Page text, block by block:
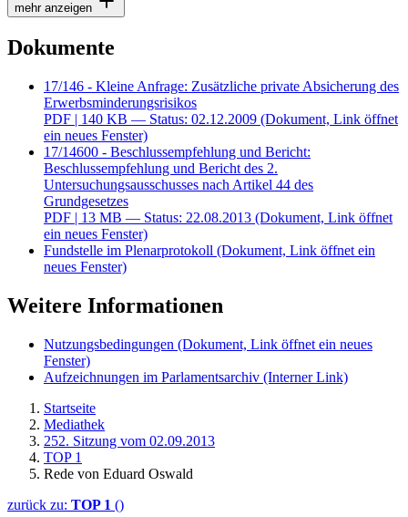
mehr anzeigen
Dokumente
17/146 - Kleine Anfrage: Zusätzliche private Absicherung des
Erwerbsminderungsrisikos
PDF | 140 KB — Status: 02.12.2009 (Dokument, Link öffnet
ein neues Fenster)
17/14600 - Beschlussempfehlung und Bericht:
Beschlussempfehlung und Bericht des 2.
Untersuchungsausschusses nach Artikel 44 des
Grundgesetzes
PDF | 13 MB — Status: 22.08.2013 (Dokument, Link öffnet
ein neues Fenster)
Fundstelle im Plenarprotokoll (Dokument, Link öffnet ein
neues Fenster)
Weitere Informationen
Nutzungsbedingungen (Dokument, Link öffnet ein neues
Fenster)
Aufzeichnungen im Parlamentsarchiv (Interner Link)
Startseite
Mediathek
252. Sitzung vom 02.09.2013
TOP 1
Rede von Eduard Oswald
zurück zu: TOP 1 ()